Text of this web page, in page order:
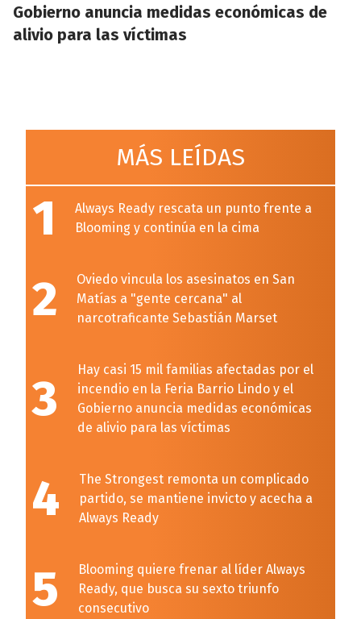
Gobierno anuncia medidas económicas de
alivio para las víctimas
MÁS LEÍDAS
1
Always Ready rescata un punto frente a
Blooming y continúa en la cima
2
Oviedo vincula los asesinatos en San
Matías a "gente cercana" al
narcotraficante Sebastián Marset
3
Hay casi 15 mil familias afectadas por el
incendio en la Feria Barrio Lindo y el
Gobierno anuncia medidas económicas
de alivio para las víctimas
4
The Strongest remonta un complicado
partido, se mantiene invicto y acecha a
Always Ready
5
Blooming quiere frenar al líder Always
Ready, que busca su sexto triunfo
consecutivo